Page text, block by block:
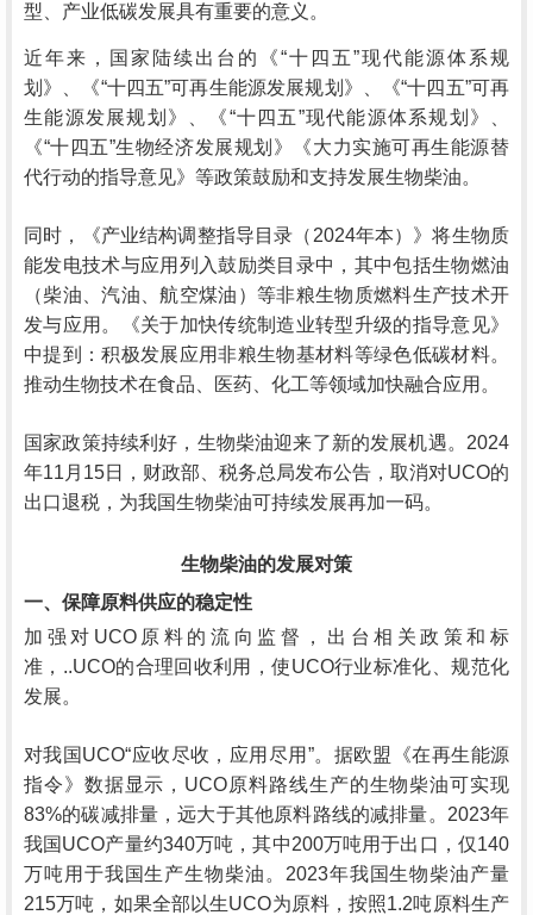
型、产业低碳发展具有重要的意义。
近年来，国家陆续出台的《“十四五”现代能源体系规
划》、《“十四五”可再生能源发展规划》、《“十四五”可再
生能源发展规划》、《“十四五”现代能源体系规划》、
《“十四五”生物经济发展规划》《大力实施可再生能源替
代行动的指导意见》等政策鼓励和支持发展生物柴油。
同时，《产业结构调整指导目录（2024年本）》将生物质
能发电技术与应用列入鼓励类目录中，其中包括生物燃油
（柴油、汽油、航空煤油）等非粮生物质燃料生产技术开
发与应用。《关于加快传统制造业转型升级的指导意见》
中提到：积极发展应用非粮生物基材料等绿色低碳材料。
推动生物技术在食品、医药、化工等领域加快融合应用。
国家政策持续利好，生物柴油迎来了新的发展机遇。2024
年11月15日，财政部、税务总局发布公告，取消对UCO的
出口退税，为我国生物柴油可持续发展再加一码。
生物柴油的发展对策
一、保障原料供应的稳定性
加强对UCO原料的流向监督，出台相关政策和标
准，..UCO的合理回收利用，使UCO行业标准化、规范化
发展。
对我国UCO“应收尽收，应用尽用”。据欧盟《在再生能源
指令》数据显示，UCO原料路线生产的生物柴油可实现
83%的碳减排量，远大于其他原料路线的减排量。2023年
我国UCO产量约340万吨，其中200万吨用于出口，仅140
万吨用于我国生产生物柴油。2023年我国生物柴油产量
215万吨，如果全部以生UCO为原料，按照1.2吨原料生产